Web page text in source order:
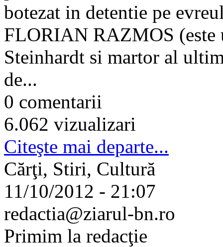
botezat in detentie pe
FLORIAN RAZMOS
Steinhardt si martor al
de...
0 comentarii
6.062 vizualizari
Citeşte mai departe...
Cărţi, Stiri, Cultură
11/10/2012 - 21:07
redactia@ziarul-bn.ro
Primim la redacţie